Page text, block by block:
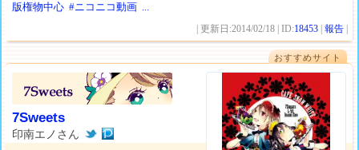
版権物中心 #ニコニコ動画 ...
| 更新日:2014/02/18 | ID:18453 |報告
おすすめサイト
7Sweets
印南エノさん